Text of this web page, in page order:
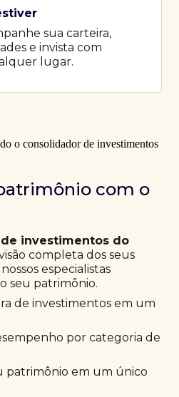
sua carteira,
e invista com
lugar.
com o
investimentos do
completa dos seus
especialistas
seu patrimônio.
de investimentos em um
por categoria de
patrimônio em um único